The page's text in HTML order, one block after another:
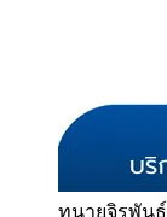
ทนายจิรพันธ์